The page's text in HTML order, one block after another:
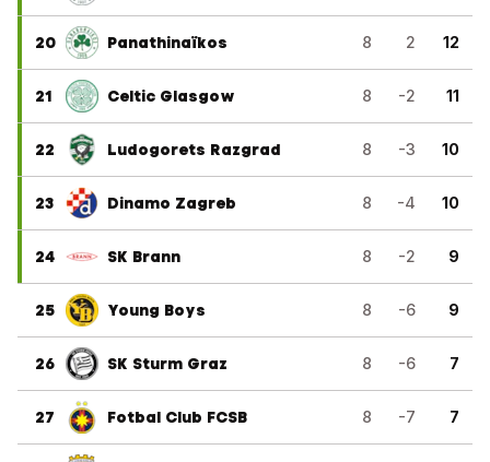
20 Panathinaïkos 8 2 12
21 Celtic Glasgow 8 -2 11
22 Ludogorets Razgrad 8 -3 10
23 Dinamo Zagreb 8 -4 10
24 SK Brann 8 -2 9
25 Young Boys 8 -6 9
26 SK Sturm Graz 8 -6 7
27 Fotbal Club FCSB 8 -7 7